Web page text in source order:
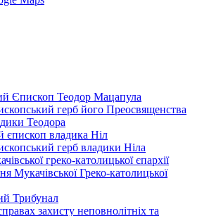
Єпископ Теодор Мацапула
герб його Преосвященства
Теодора
єпископ владика Ніл
герб владики Ніла
греко-католицької єпархії
Мукачівської Греко-католицької
Трибунал
захисту неповнолітніх та